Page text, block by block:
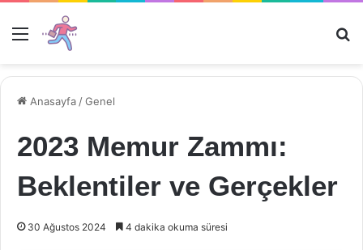
Menü
Anasayfa /Genel
2023 Memur Zammı:
Beklentiler ve Gerçekler
30 Ağustos 2024 4 dakika okuma süresi